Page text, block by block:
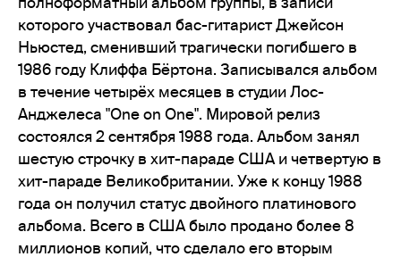
которого участвовал бас-гитарист Джейсон
Ньюстед, сменивший трагически погибшего в
1986 году Клиффа Бёртона. Записывался альбом
в течение четырёх месяцев в студии Лос-
Анджелеса "One on One". Мировой релиз
состоялся 2 сентября 1988 года. Альбом занял
шестую строчку в хит-параде США и четвертую в
хит-параде Великобритании. Уже к концу 1988
года он получил статус двойного платинового
альбома. Всего в США было продано более 8
миллионов копий, что сделало его вторым